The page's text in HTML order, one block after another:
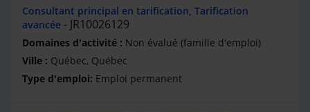
Consultant principal en tarification, Tarification
avancée
JR10026129
Non évalué (famille d'emploi)
Québec, Québec
Emploi permanent